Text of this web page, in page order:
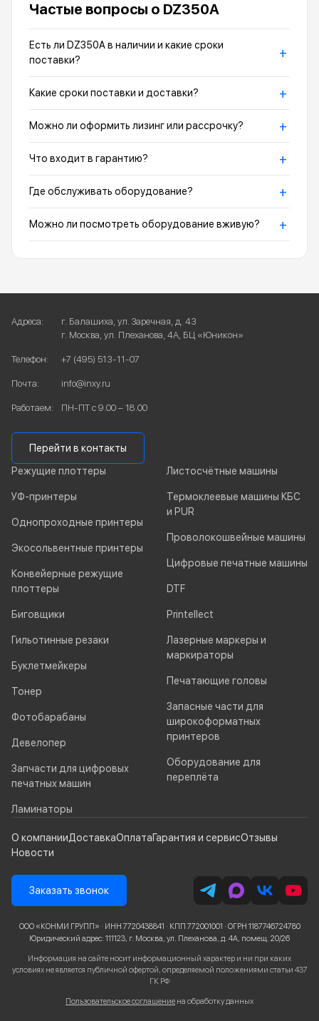
Частые вопросы о DZ350A
Есть ли DZ350A в наличии и какие сроки
поставки?
+
Какие сроки поставки и доставки? +
Можно ли оформить лизинг или рассрочку? +
Что входит в гарантию? +
Где обслуживать оборудование? +
Можно ли посмотреть оборудование вживую? +
Режущие плоттеры
УФ-принтеры
Однопроходные принтеры
Экосольвентные принтеры
Конвейерные режущие
плоттеры
Биговщики
Гильотинные резаки
Буклетмейкеры
Тонер
Фотобарабаны
Девелопер
Запчасти для цифровых
печатных машин
Ламинаторы
Листосчётные машины
Термоклеевые машины КБС
и PUR
Проволокошвейные машины
Цифровые печатные машины
DTF
Printellect
Лазерные маркеры и
маркираторы
Печатающие головы
Запасные части для
широкоформатных
принтеров
Оборудование для
переплёта
О компанииДоставкаОплатаГарантия и сервисОтзывы
Новости
Адреса:
г. Балашиха, ул. Заречная, д. 43
г. Москва, ул. Плеханова, 4А, БЦ «Юникон»
Телефон: +7 (495) 513-11-07
Почта: info@inxy.ru
Работаем: ПН-ПТ с 9.00 – 18.00
Перейти в контакты
Заказать звонок
ООО «КОНМИ ГРУПП» · ИНН 7720438841 · КПП 772001001 · ОГРН 1187746724780
Юридический адрес: 111123, г. Москва, ул. Плеханова, д. 4А, помещ. 20/26
Информация на сайте носит информационный характер и ни при каких
условиях не является публичной офертой, определяемой положениями статьи 437
ГК РФ
Пользовательское соглашение на обработку данных